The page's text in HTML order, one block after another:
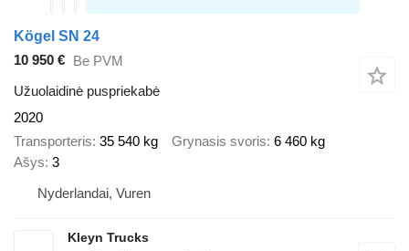
Kögel SN 24
10 950 € Be PVM
Užuolaidinė puspriekabė
2020
Transporteris 35 540 kg Grynasis svoris 6 460 kg
Ašys 3
Nyderlandai, Vuren
Kleyn Trucks